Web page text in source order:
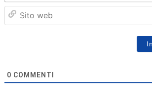
0 COMMENTI